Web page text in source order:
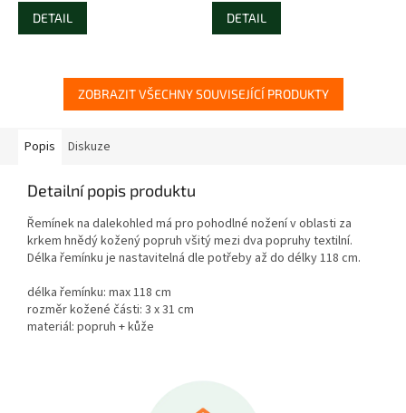
DETAIL DETAIL
ZOBRAZIT VŠECHNY SOUVISEJÍCÍ PRODUKTY
Popis Diskuze
Detailní popis produktu
Řemínek na dalekohled má pro pohodlné nožení v oblasti za
krkem hnědý kožený popruh všitý mezi dva popruhy textilní.
Délka řemínku je nastavitelná dle potřeby až do délky 118 cm.
délka řemínku: max 118 cm
rozměr kožené části: 3 x 31 cm
materiál: popruh + kůže